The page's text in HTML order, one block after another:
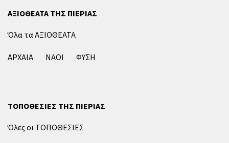
ΑΞΙΟΘΕΑΤΑ ΤΗΣ ΠΙΕΡΙΑΣ
Όλα τα ΑΞΙΟΘΕΑΤΑ
ΑΡΧΑΙΑ
ΝΑΟΙ ΦΥΣΗ
ΤΟΠΟΘΕΣΙΕΣ ΤΗΣ ΠΙΕΡΙΑΣ
Όλες οι ΤΟΠΟΘΕΣΙΕΣ